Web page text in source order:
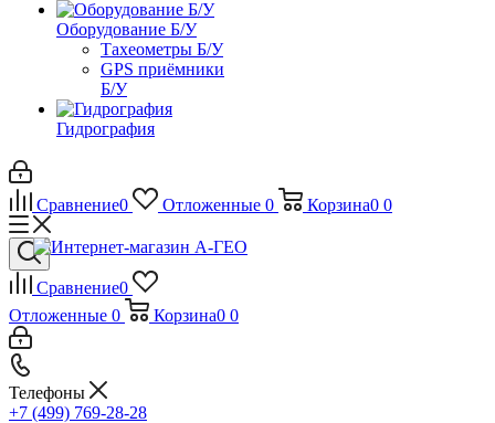
Оборудование Б/У
Тахеометры Б/У
GPS приёмники
Б/У
Гидрография
Сравнение0 Отложенные 0 Корзина0 0
Сравнение0
Отложенные 0 Корзина0 0
Телефоны
+7 (499) 769-28-28